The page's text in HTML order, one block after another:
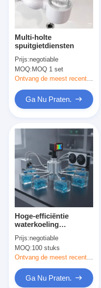
Multi-holte
spuitgietdiensten
Prijs:negotiable
MOQ:MOQ 1 set
Ontvang de meest recente Prijs
Ga Nu Praten.
Hoge-efficiëntie
waterkoeling
met gebalanceerde
koeling, individuele
stroomregeling per
beeldverificatie
Prijs:negotiable
MOQ:100 stuks
Ontvang de meest recente Prijs
Ga Nu Praten.